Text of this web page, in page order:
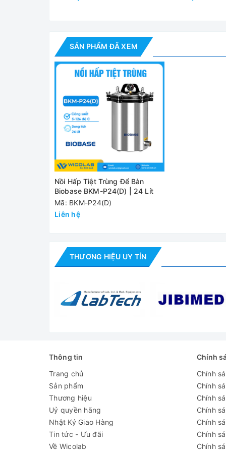
Dung tích
Dải nhiệt độ
Kích thước buồng
Áp suất
Kích thước đóng gói (WxDxH)
Khối lượng
Đánh giá
SẢN PHẨM ĐÃ XEM
Nồi Hấp Tiệt Trùng Để Bàn
Biobase BKM-P24(D) | 24 Lít
Mã: BKM-P24(D)
Liên hệ
THƯƠNG HIỆU UY TÍN
Thông tin
Trang chủ
Sản phẩm
Thương hiệu
Uỷ quyền hãng
Nhật Ký Giao Hàng
Tin tức - Ưu đãi
Về Wicolab
Chính
Chính
Chính
Chính
Chính
Chính
Chính
Chính